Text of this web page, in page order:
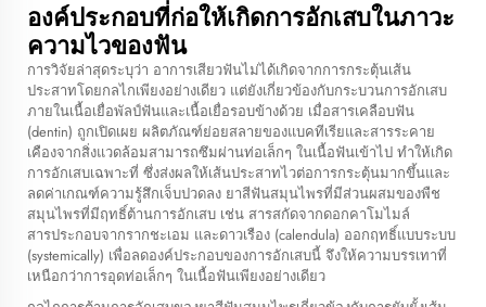
องค์ประกอบที่ก่อให้เกิดการอักเสบในภาวะ
ความไวของฟัน
การวิจัยล่าสุดระบุว่า อาการเสียวฟันไม่ได้เกิดจากการกระตุ้นเส้น
ประสาทโดยกลไกเพียงอย่างเดียว แต่ยังเกี่ยวข้องกับกระบวนการอักเสบ
ภายในเนื้อเยื่อพัลป์ฟันและเนื้อเยื่อรอบข้างด้วย เมื่อสารเคลือบฟัน
(dentin) ถูกเปิดเผย ผลิตภัณฑ์ย่อยสลายของแบคทีเรียและสารระคาย
เคืองจากสิ่งแวดล้อมสามารถซึมผ่านท่อเล็กๆ ในเนื้อฟันเข้าไป ทำให้เกิด
การอักเสบเฉพาะที่ ซึ่งส่งผลให้เส้นประสาทไวต่อการกระตุ้นมากขึ้นและ
ลดค่าเกณฑ์ความรู้สึกเจ็บปวดลง ยาสีฟันสมุนไพรที่มีส่วนผสมของพืช
สมุนไพรที่มีฤทธิ์ต้านการอักเสบ เช่น สารสกัดจากดอกคาโมไมล์
สารประกอบจากรากชะเอม และดาวเรือง (calendula) ออกฤทธิ์แบบระบบ
(systemically) เพื่อลดองค์ประกอบของการอักเสบนี้ จึงให้ความบรรเทาที่
เหนือกว่าการอุดท่อเล็กๆ ในเนื้อฟันเพียงอย่างเดียว